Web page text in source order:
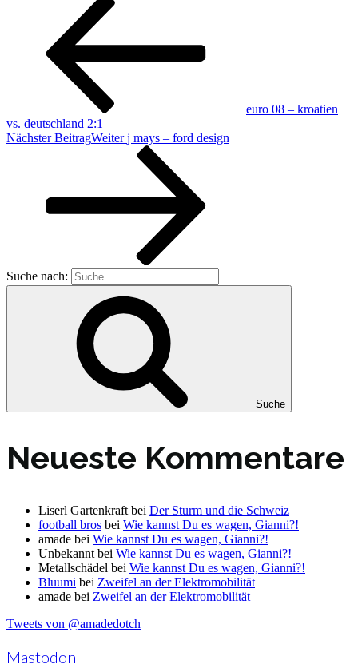
euro 08 – kroatien
vs. deutschland 2:1
Nächster BeitragWeiter j mays – ford design
Suche nach:
Suche
Neueste Kommentare
Liserl Gartenkraft bei Der Sturm und die Schweiz
football bros bei Wie kannst Du es wagen, Gianni?!
amade bei Wie kannst Du es wagen, Gianni?!
Unbekannt bei Wie kannst Du es wagen, Gianni?!
Metallschädel bei Wie kannst Du es wagen, Gianni?!
Bluumi bei Zweifel an der Elektromobilität
amade bei Zweifel an der Elektromobilität
Tweets von @amadedotch
Mastodon